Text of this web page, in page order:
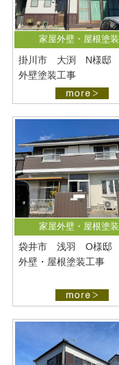
家屋外壁・屋根塗装
掛川市 大渕 N様邸
外壁塗装工事
家屋外壁・屋根塗装
袋井市 浅羽 O様邸
外壁・屋根塗装工事